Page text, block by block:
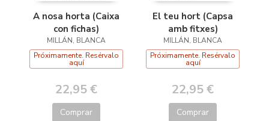
A nosa horta (Caixa
con fichas)
MILLÁN, BLANCA
Próximamente. Resérvalo
aquí
22,95 €
Comprar
El teu hort (Capsa
amb fitxes)
MILLÁN, BLANCA
Próximamente. Resérvalo
aquí
22,95 €
Comprar